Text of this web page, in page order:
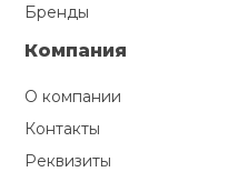
Бренды
Компания
О компании
Контакты
Реквизиты